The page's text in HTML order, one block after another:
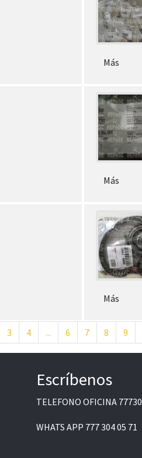
Más
Más
Más
3 4 ... 6 7 8 9
Escríbenos
TELEFONO OFICINA
WHATS APP 777 304 05 71